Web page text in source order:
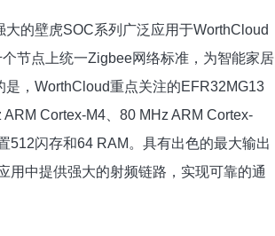
的壁虎SOC系列广泛应用于WorthCloud
节点上统一Zigbee网络标准，为智能家居
，WorthCloud重点关注的EFR32MG13
Cortex-M4、80 MHz ARM Cortex-
512闪存和64 RAM。具有出色的最大输出
用中提供强大的射频链路，实现可靠的通